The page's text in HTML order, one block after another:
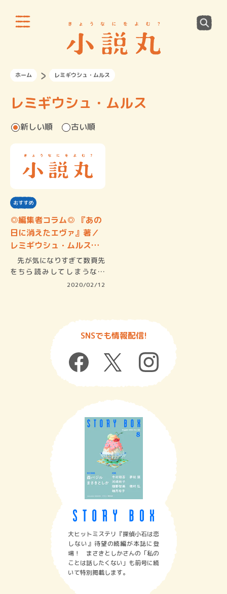
ホーム レミギウシュ・ムルス
レミギウシュ・ムルス
新しい順 古い順
おすすめ
◎編集者コラム◎ 『あの
日に消えたエヴァ』著／
レミギウシュ・ムルス
…
先が気になりすぎて数頁先
をちら読みしてしまうなん
2020/02/12
SNSでも情報配信!
大ヒットミステリ『探偵小石は恋
しない』待望の続編が本誌に登
場！ まさきとしかさんの「私の
ことは話したくない」も前号に続
いて特別掲載します。